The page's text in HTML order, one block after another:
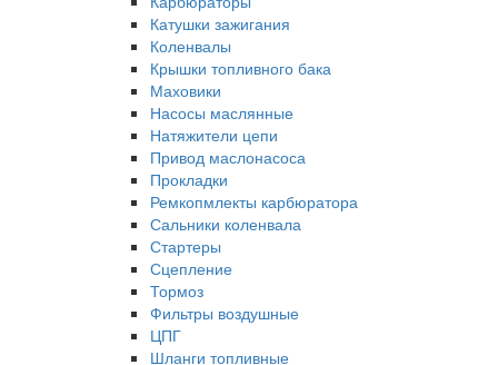
Катушки зажигания
Коленвалы
Крышки топливного бака
Маховики
Насосы маслянные
Натяжители цепи
Привод маслонасоса
Прокладки
Ремкопмлекты карбюратора
Сальники коленвала
Стартеры
Сцепление
Тормоз
Фильтры воздушные
ЦПГ
Шланги топливные